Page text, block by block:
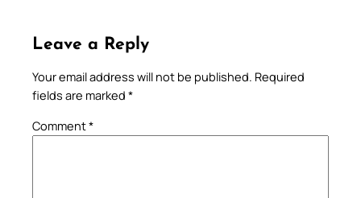
Leave a Reply
Your email address will not be published. Required
fields are marked *
Comment*